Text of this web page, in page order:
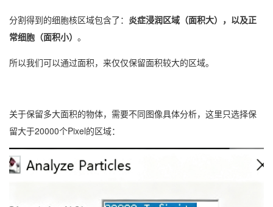
分割得到的细胞核区域包含了： 炎症浸润区域（面积大），以及正
常细胞（面积小） 。
所以我们可以通过面积，来仅仅保留面积较大的区域。
关于保留多大面积的物体，需要不同图像具体分析，这里只选择保
留大于20000个Pixel的区域：